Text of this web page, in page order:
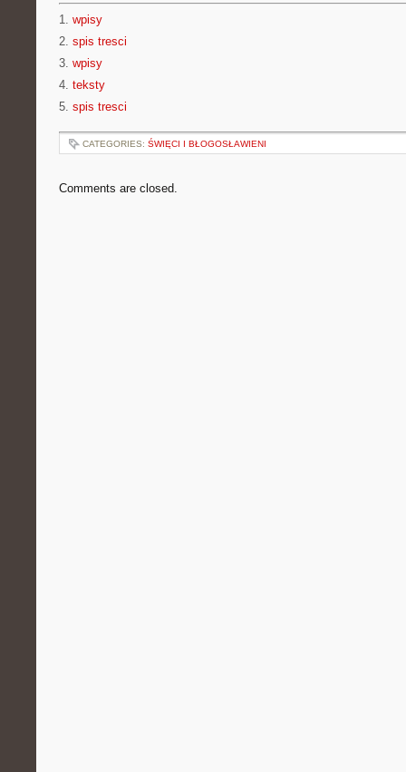
1. wpisy
2. spis tresci
3. wpisy
4. teksty
5. spis tresci
CATEGORIES: ŚWIĘCI I BŁOGOSŁAWIENI
Comments are closed.